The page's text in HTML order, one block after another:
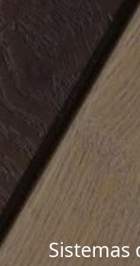
Sistemas